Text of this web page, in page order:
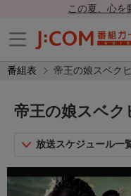
この夏、心を
番組表 帝王の娘スベク
帝王の娘スベク
放送スケジュール一